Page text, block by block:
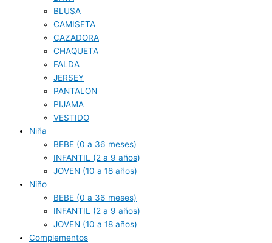
BLUSA
CAMISETA
CAZADORA
CHAQUETA
FALDA
JERSEY
PANTALON
PIJAMA
VESTIDO
Niña
BEBE (0 a 36 meses)
INFANTIL (2 a 9 años)
JOVEN (10 a 18 años)
Niño
BEBE (0 a 36 meses)
INFANTIL (2 a 9 años)
JOVEN (10 a 18 años)
Complementos